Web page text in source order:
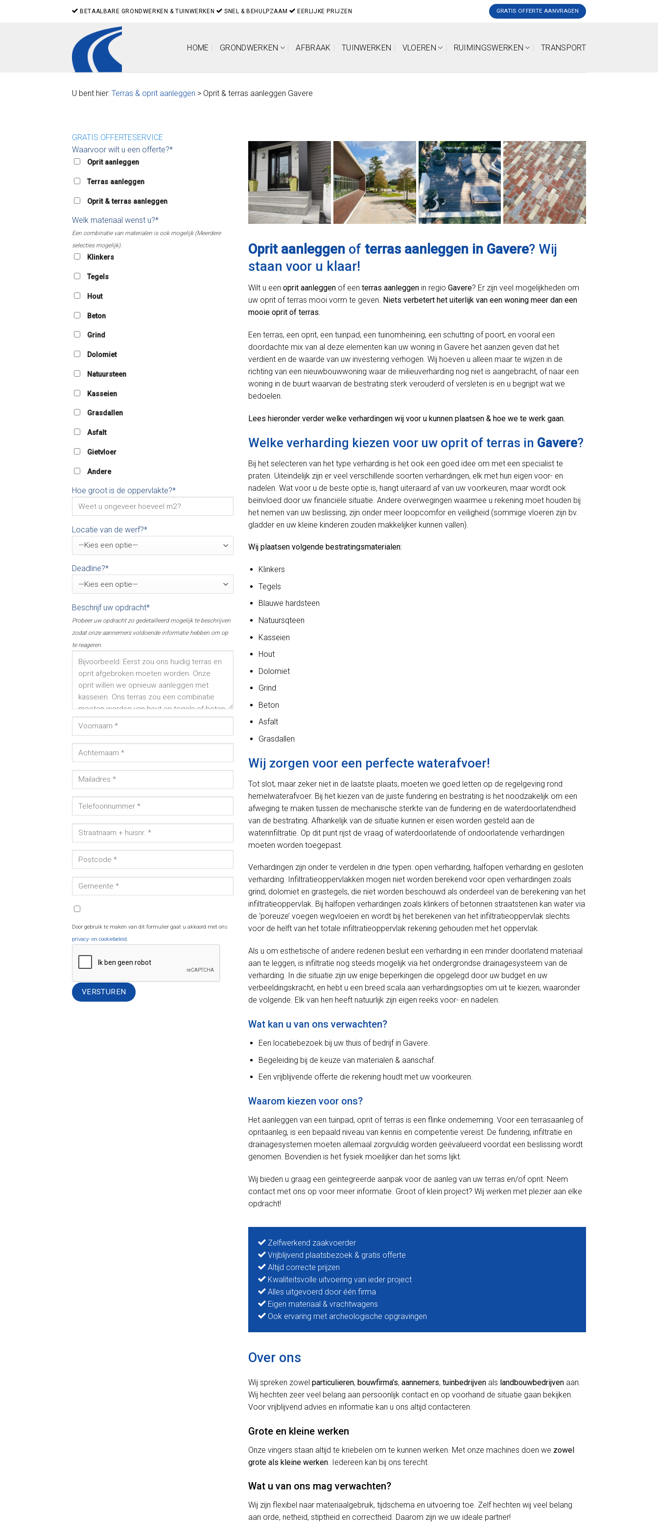
BETAALBARE GRONDWERKEN & TUINWERKEN SNEL & BEHULPZAAM EERLIJKE PRIJZEN GRATIS OFFERTE AANVRAGEN
HOME GRONDWERKEN AFBRAAK TUINWERKEN VLOEREN RUIMINGSWERKEN TRANSPORT
U bent hier: Terras & oprit aanleggen > Oprit & terras aanleggen Gavere
GRATIS OFFERTESERVICE
Waarvoor wilt u een offerte?*
Oprit aanleggen
Terras aanleggen
Oprit & terras aanleggen
Welk materiaal wenst u?*
Een combinatie van materialen is ook mogelijk (Meerdere
selecties mogelijk).
Klinkers
Tegels
Hout
Beton
Grind
Dolomiet
Natuursteen
Kasseien
Grasdallen
Asfalt
Gietvloer
Andere
Hoe groot is de oppervlakte?*
Locatie van de werf?*
Deadline?*
Beschrijf uw opdracht*
Probeer uw opdracht zo gedetailleerd mogelijk te beschrijven
zodat onze aannemers voldoende informatie hebben om op
te reageren.
Door gebruik te maken van dit formulier gaat u akkoord met ons
privacy- en cookiebeleid.
Oprit aanleggen of terras aanleggen in Gavere? Wij
staan voor u klaar!
Wilt u een oprit aanleggen of een terras aanleggen in regio Gavere? Er zijn veel mogelijkheden om
uw oprit of terras mooi vorm te geven. Niets verbetert het uiterlijk van een woning meer dan een
mooie oprit of terras.
Een terras, een oprit, een tuinpad, een tuinomheining, een schutting of poort, en vooral een
doordachte mix van al deze elementen kan uw woning in Gavere het aanzien geven dat het
verdient en de waarde van uw investering verhogen. Wij hoeven u alleen maar te wijzen in de
richting van een nieuwbouwwoning waar de milieuverharding nog niet is aangebracht, of naar een
woning in de buurt waarvan de bestrating sterk verouderd of versleten is en u begrijpt wat we
bedoelen.
Lees hieronder verder welke verhardingen wij voor u kunnen plaatsen & hoe we te werk gaan.
Welke verharding kiezen voor uw oprit of terras in Gavere?
Bij het selecteren van het type verharding is het ook een goed idee om met een specialist te
praten. Uiteindelijk zijn er veel verschillende soorten verhardingen, elk met hun eigen voor- en
nadelen. Wat voor u de beste optie is, hangt uiteraard af van uw voorkeuren, maar wordt ook
beïnvloed door uw financiële situatie. Andere overwegingen waarmee u rekening moet houden bij
het nemen van uw beslissing, zijn onder meer loopcomfor en veiligheid (sommige vloeren zijn bv.
gladder en uw kleine kinderen zouden makkelijker kunnen vallen).
Wij plaatsen volgende bestratingsmaterialen:
Klinkers
Tegels
Blauwe hardsteen
Natuursqteen
Kasseien
Hout
Dolomiet
Grind
Beton
Asfalt
Grasdallen
Wij zorgen voor een perfecte waterafvoer!
Tot slot, maar zeker niet in de laatste plaats, moeten we goed letten op de regelgeving rond
hemelwaterafvoer. Bij het kiezen van de juiste fundering en bestrating is het noodzakelijk om een
afweging te maken tussen de mechanische sterkte van de fundering en de waterdoorlatendheid
van de bestrating. Afhankelijk van de situatie kunnen er eisen worden gesteld aan de
waterinfiltratie. Op dit punt rijst de vraag of waterdoorlatende of ondoorlatende verhardingen
moeten worden toegepast.
Verhardingen zijn onder te verdelen in drie typen: open verharding, halfopen verharding en gesloten
verharding. Infiltratieoppervlakken mogen niet worden berekend voor open verhardingen zoals
grind, dolomiet en grastegels, die niet worden beschouwd als onderdeel van de berekening van het
infiltratieoppervlak. Bij halfopen verhardingen zoals klinkers of betonnen straatstenen kan water via
de ‘poreuze’ voegen wegvloeien en wordt bij het berekenen van het infiltratieoppervlak slechts
voor de helft van het totale infiltratieoppervlak rekening gehouden met het oppervlak.
Als u om esthetische of andere redenen besluit een verharding in een minder doorlatend materiaal
aan te leggen, is infiltratie nog steeds mogelijk via het ondergrondse drainagesysteem van de
verharding. In die situatie zijn uw enige beperkingen die opgelegd door uw budget en uw
verbeeldingskracht, en hebt u een breed scala aan verhardingsopties om uit te kiezen, waaronder
de volgende. Elk van hen heeft natuurlijk zijn eigen reeks voor- en nadelen.
Wat kan u van ons verwachten?
Een locatiebezoek bij uw thuis of bedrijf in Gavere.
Begeleiding bij de keuze van materialen & aanschaf.
Een vrijblijvende offerte die rekening houdt met uw voorkeuren.
Waarom kiezen voor ons?
Het aanleggen van een tuinpad, oprit of terras is een flinke onderneming. Voor een terrasaanleg of
opritaanleg, is een bepaald niveau van kennis en competentie vereist. De fundering, infiltratie en
drainagesystemen moeten allemaal zorgvuldig worden geëvalueerd voordat een beslissing wordt
genomen. Bovendien is het fysiek moeilijker dan het soms lijkt.
Wij bieden u graag een geïntegreerde aanpak voor de aanleg van uw terras en/of oprit. Neem
contact met ons op voor meer informatie. Groot of klein project? Wij werken met plezier aan elke
opdracht!
Zelfwerkend zaakvoerder
Vrijblijvend plaatsbezoek & gratis offerte
Altijd correcte prijzen
Kwaliteitsvolle uitvoering van ieder project
Alles uitgevoerd door één firma
Eigen materiaal & vrachtwagens
Ook ervaring met archeologische opgravingen
Over ons
Wij spreken zowel particulieren, bouwfirma’s, aannemers, tuinbedrijven als landbouwbedrijven aan.
Wij hechten zeer veel belang aan persoonlijk contact en op voorhand de situatie gaan bekijken.
Voor vrijblijvend advies en informatie kan u ons altijd contacteren.
Grote en kleine werken
Onze vingers staan altijd te kriebelen om te kunnen werken. Met onze machines doen we zowel
grote als kleine werken . Iedereen kan bij ons terecht.
Wat u van ons mag verwachten?
Wij zijn flexibel naar materiaalgebruik, tijdschema en uitvoering toe. Zelf hechten wij veel belang
aan orde, netheid, stiptheid en correctheid. Daarom zijn we uw ideale partner!